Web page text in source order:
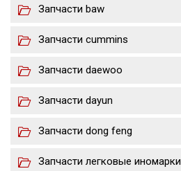
Запчасти baw
Запчасти cummins
Запчасти daewoo
Запчасти dayun
Запчасти dong feng
Запчасти легковые иномарки